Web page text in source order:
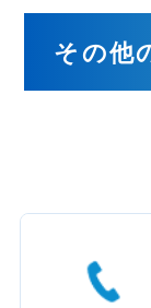
その他